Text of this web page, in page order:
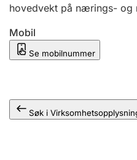
hovedvekt på nærings- og
Mobil
Se mobilnummer
Søk i